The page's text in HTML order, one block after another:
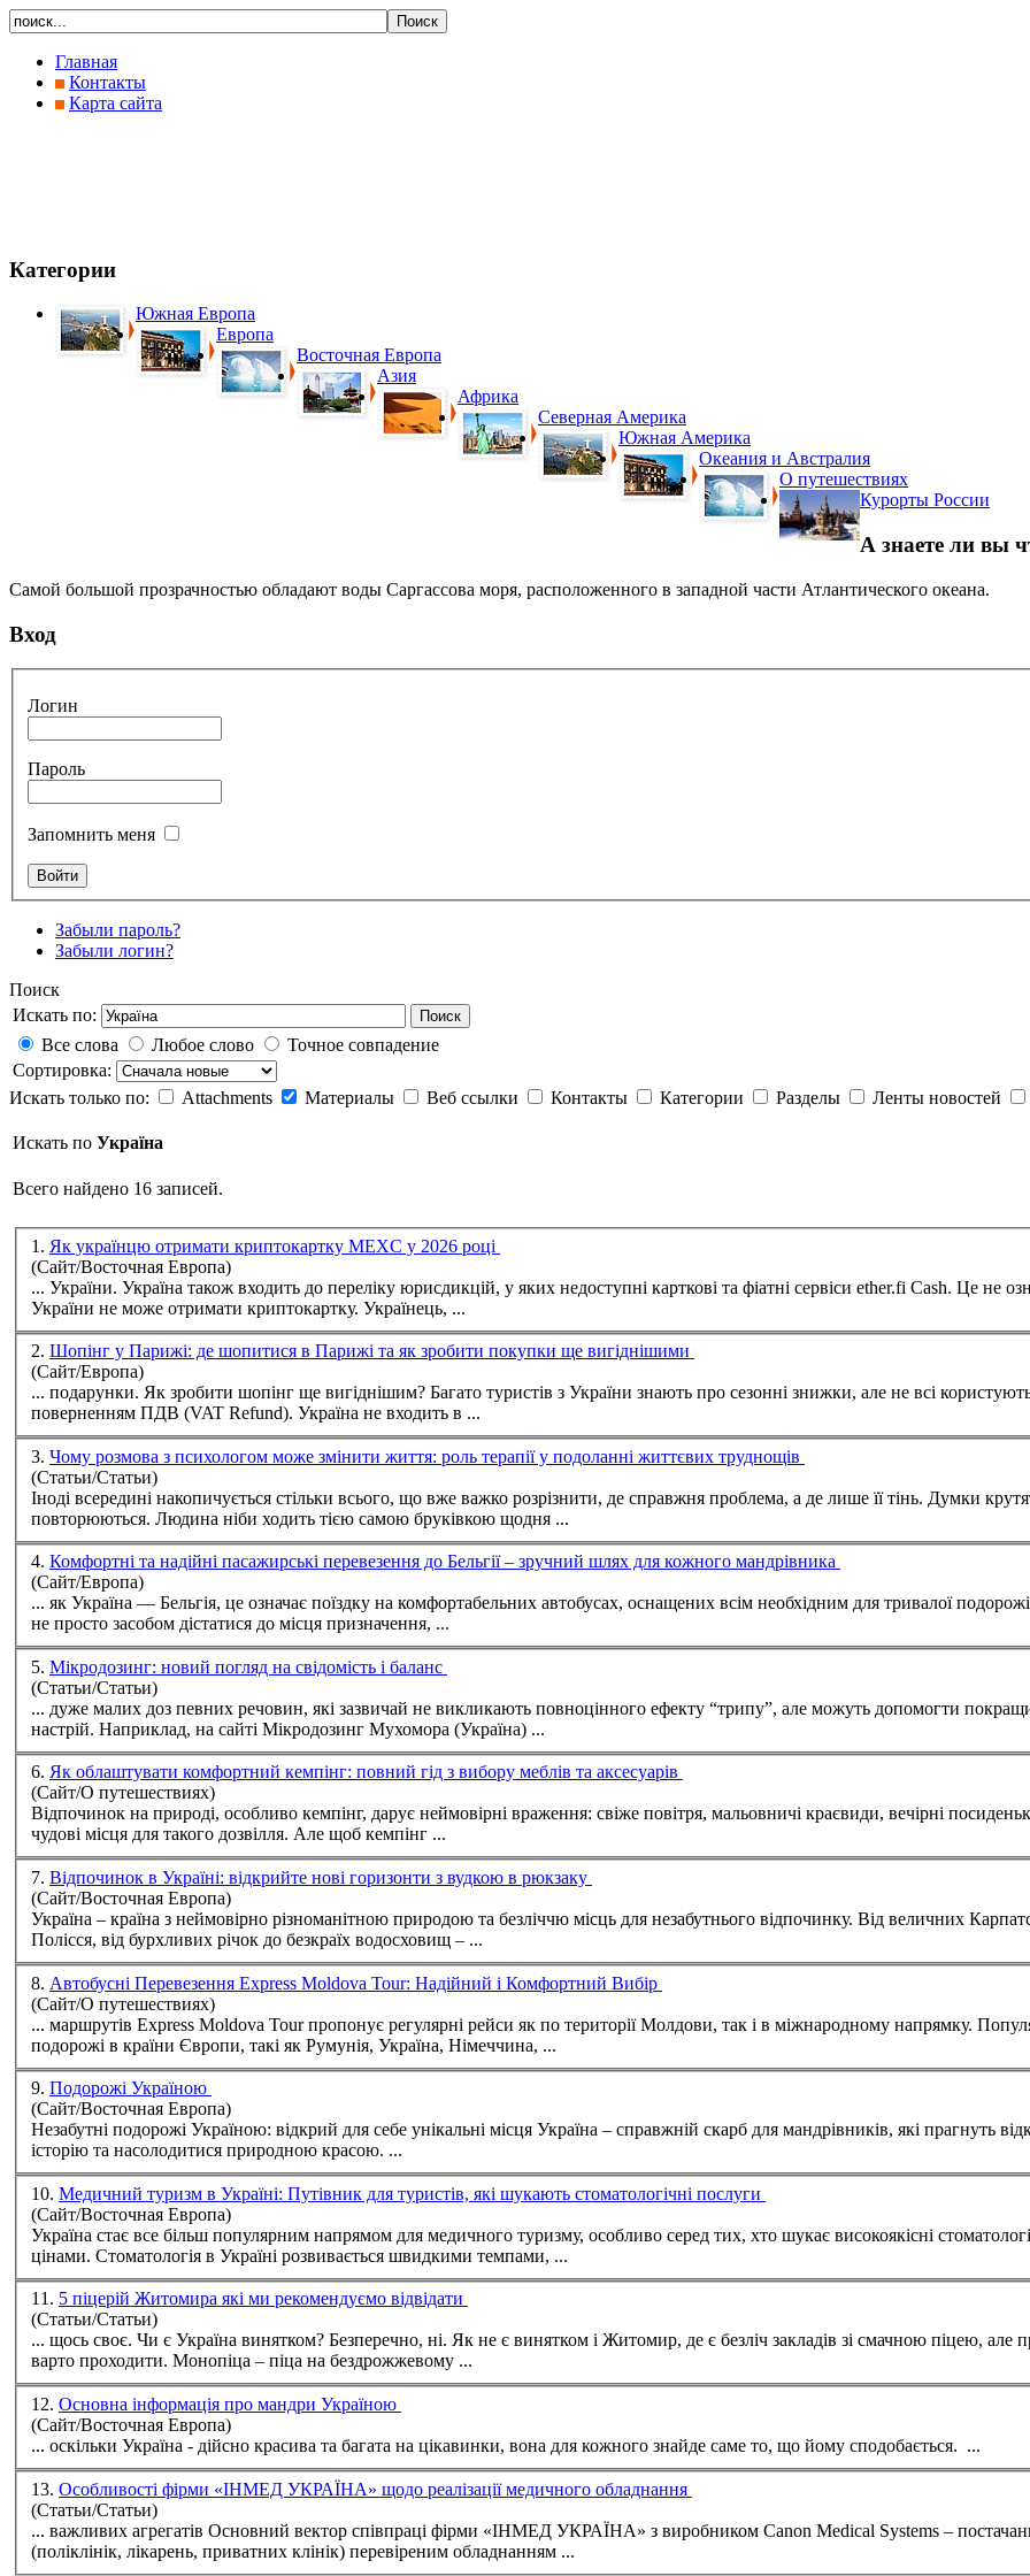
Главная
Контакты
Карта сайта
Категории
Южная Европа
Европа
Восточная Европа
Азия
Африка
Северная Америка
Южная Америка
Океания и Австралия
О путешествиях
Курорты России
А знаете ли вы
Самой большой прозрачностью обладают воды Саргассова моря, расположенного в западной части Атлантического океана.
Вход
Логин
Пароль
Запомнить меня
Забыли пароль?
Забыли логин?
Поиск
Искать по:
Поиск
Все слова Любое слово
Точное совпадение
Сортировка:
Искать только по:
Attachments Материалы Веб ссылки Контакты Категории Разделы Ленты новостей
Искать по Україна
Всего найдено 16 записей.
1. Як українцю отримати криптокартку MEXC у 2026 році
(Сайт/Восточная Европа)
... України. Україна також входить до переліку юрисдикцій, у яких недоступні карткові та фіатні сервіси ether.fi Cash. Це не означає, що жоден громадянин
України не може отримати криптокартку. Українець, ...
2. Шопінг у Парижі: де шопитися в Парижі та як зробити покупки ще вигіднішими
(Сайт/Европа)
... подарунки. Як зробити шопінг ще вигіднішим? Багато туристів з України знають про сезонні знижки, але не всі користуються ще однією можливістю -
поверненням ПДВ (VAT Refund). Україна не входить в ...
3. Чому розмова з психологом може змінити життя: роль терапії у подоланні життєвих труднощів
(Статьи/Статьи)
Іноді всередині накопичується стільки всього, що вже важко розрізнити, де справжня проблема, а де лише її тінь. Думки
повторюються. Людина ніби ходить тією самою бруківкою щодня ...
4. Комфортні та надійні пасажирські перевезення до Бельгії – зручний шлях для кожного мандрівника
(Сайт/Европа)
... як Україна — Бельгія, це означає поїздку на комфортабельних автобусах, оснащених всім необхідним для тривалої
не просто засобом дістатися до місця призначення, ...
5. Мікродозинг: новий погляд на свідомість і баланс
(Статьи/Статьи)
... дуже малих доз певних речовин, які зазвичай не викликають повноцінного ефекту “трипу”, але можуть допомогти
настрій. Наприклад, на сайті Мікродозинг Мухомора (Україна) ...
6. Як облаштувати комфортний кемпінг: повний гід з вибору меблів та аксесуарів
(Сайт/О путешествиях)
Відпочинок на природі, особливо кемпінг, дарує неймовірні враження: свіже повітря, мальовничі краєвиди, вечірні
чудові місця для такого дозвілля. Але щоб кемпінг ...
7. Відпочинок в Україні: відкрийте нові горизонти з вудкою в рюкзаку
(Сайт/Восточная Европа)
Україна – країна з неймовірно різноманітною природою та безліччю місць для незабутнього відпочинку. Від величних
Полісся, від бурхливих річок до безкраїх водосховищ – ...
8. Автобуснi Перевезення Express Moldova Tour: Надійний і Комфортний Вибір
(Сайт/О путешествиях)
... маршрутів Express Moldova Tour пропонує регулярні рейси як по території Молдови, так і в міжнародному напрямку. Популярні маршрути включають
подорожі в країни Європи, такі як Румунія, Україна, Німеччина, ...
9. Подорожі Україною
(Сайт/Восточная Европа)
Незабутні подорожі Україною: відкрий для себе унікальні місця Україна – справжній скарб для мандрівників, які прагнуть
історію та насолодитися природною красою. ...
10. Медичний туризм в Україні: Путівник для туристів, які шукають стоматологічні послуги
(Сайт/Восточная Европа)
Україна стає все більш популярним напрямом для медичного туризму, особливо серед тих, хто шукає високоякісні
цінами. Стоматологія в Україні розвивається швидкими темпами, ...
11. 5 піцерій Житомира які ми рекомендуємо відвідати
(Статьи/Статьи)
... щось своє. Чи є Україна винятком? Безперечно, ні. Як не є винятком і Житомир, де є безліч закладів зі смачною піцею, але
варто проходити. Монопіца – піца на бездрожжевому ...
12. Основна інформація про мандри Україною
(Сайт/Восточная Европа)
... оскільки Україна - дійсно красива та багата на цікавинки, вона для кожного знайде саме то, що йому сподобається. ...
13. Особливості фірми «ІНМЕД УКРАЇНА» щодо реалізації медичного обладнання
(Статьи/Статьи)
... важливих агрегатів Основний вектор співпраці фірми «ІНМЕД УКРАЇНА» з виробником Canon Medical Systems –
(поліклінік, лікарень, приватних клінік) перевіреним обладнанням ...